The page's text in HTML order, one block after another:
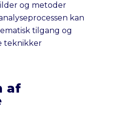
og metoder
kan
tilgang og
teknikker
af